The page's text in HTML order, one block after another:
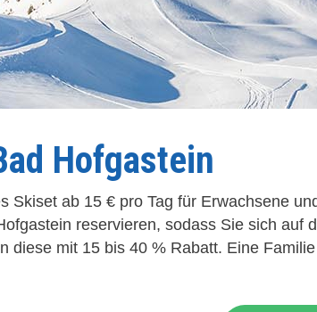
Hofgastein
Skiset ab 15 € pro Tag für Erwachsene
reservieren, sodass Sie sich
diese mit 15 bis 40 % Rabatt. Eine